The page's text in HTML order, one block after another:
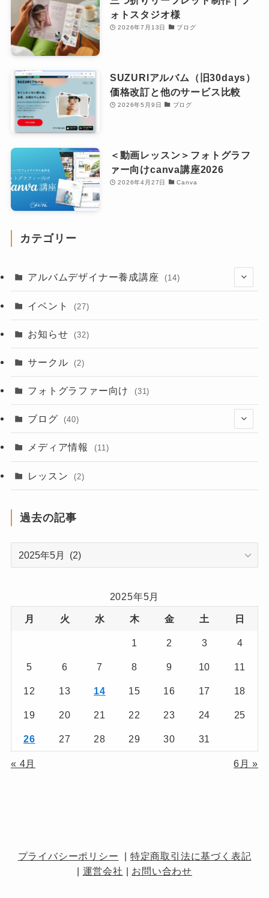
ォトスタジオ様
2026年7月13日 ブログ
SUZURIアルバム（旧30days）
価格改訂と他のサービス比較
2026年5月9日 ブログ
＜動画レッスン＞フォトグラフ
ァー向けcanva講座2026
2026年4月27日 Canva
カテゴリー
アルバムデザイナー養成講座 (14)
イベント (27)
お知らせ (32)
サークル (2)
フォトグラファー向け (31)
ブログ (40)
(2)
(7)
(7)
メディア情報 (11)
レッスン (2)
過去の記事
過
事
2025年5月
月 火 水 木 金 土 日
1 2 3 4
5 6 7 8 9 10 11
12 13 14 15 16 17 18
19 20 21 22 23 24 25
26 27 28 29 30 31
« 4月 6月 »
プライバシーポリシー | 特定商取引法に基づく表記
| 運営会社 | お問い合わせ